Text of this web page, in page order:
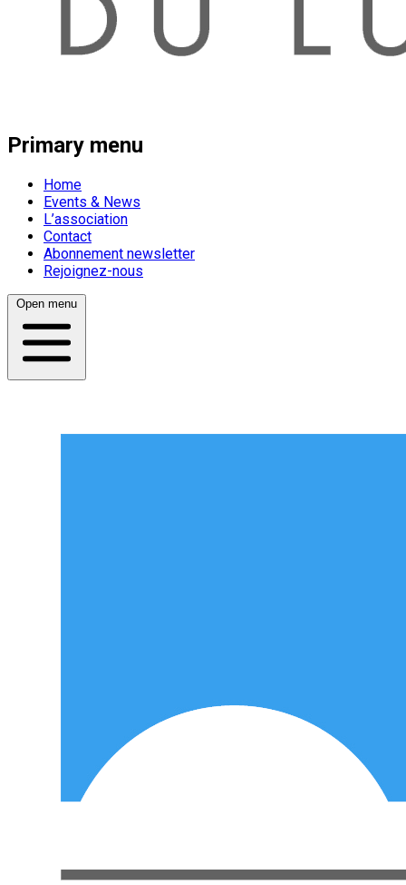
Primary menu
Home
Events & News
L’association
Contact
Abonnement newsletter
Rejoignez-nous
Open menu